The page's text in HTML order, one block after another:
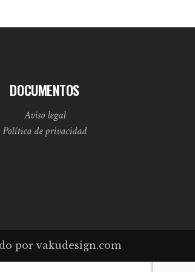
DOCUMENTOS
Aviso legal
Política de privacidad
porvakudesign.com